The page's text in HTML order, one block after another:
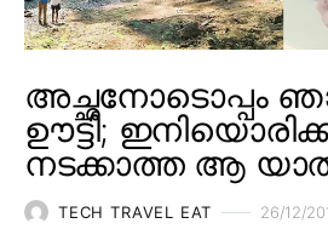
അച്ഛനോടൊപ്പം
ഊട്ടി;
നടക്കാത്ത ആ
TECH TRAVEL EAT 26/12/